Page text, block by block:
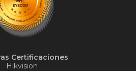
Certificaciones
Hikvision